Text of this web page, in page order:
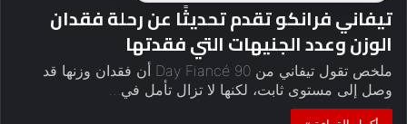
تيفاني فرانكو تقدم تحديثًا عن رحلة فقدان
الوزن وعدد الجنيهات التي فقدتها
ملخص تقول تيفاني من 90 Day Fiancé أن فقدان وزنها قد
وصل إلى مستوى ثابت، لكنها لا تزال تأمل في…